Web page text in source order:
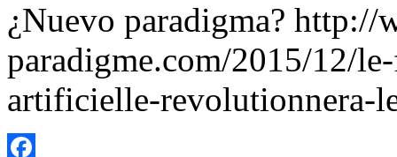
¿Nuevo paradigma? http://
paradigme.com/2015/12/
artificielle-revolutionnera-